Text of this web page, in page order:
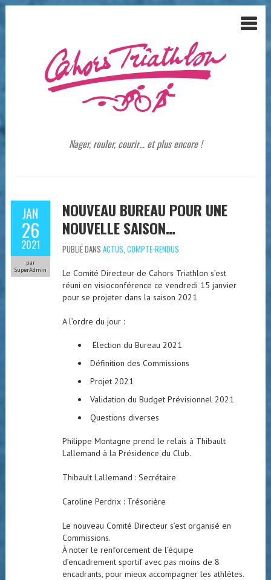
Nager, rouler, courir… et plus encore !
JAN
26
2021
par
SuperAdmin
NOUVEAU BUREAU POUR UNE
NOUVELLE SAISON…
PUBLIÉ DANS ACTUS COMPTE-RENDUS
Le Comité Directeur de Cahors Triathlon s’est
réuni en visioconférence ce vendredi 15 janvier
pour se projeter dans la saison 2021
A l’ordre du jour :
Élection du Bureau 2021
Définition des Commissions
Projet 2021
Validation du Budget Prévisionnel 2021
Questions diverses
Philippe Montagne prend le relais à Thibault
Lallemand à la Présidence du Club.
Thibault Lallemand : Secrétaire
Caroline Perdrix : Trésorière
Le nouveau Comité Directeur s’est organisé en
Commissions.
À noter le renforcement de l’équipe
d’encadrement sportif avec pas moins de 8
encadrants, pour mieux accompagner les athlètes.